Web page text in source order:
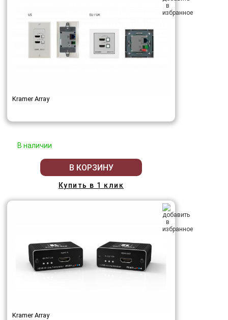
Kramer Array
В наличии
В КОРЗИНУ
Купить в 1 клик
Kramer Array